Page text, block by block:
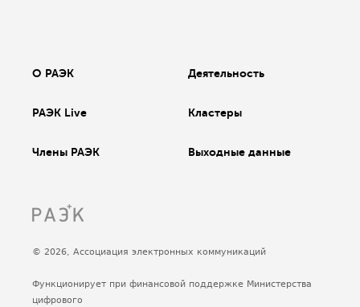
О РАЭК Деятельность
РАЭК Live Кластеры
Члены РАЭК Выходные данные
© 2026, Ассоциация электронных коммуникаций
Функционирует при финансовой поддержке Министерства
цифрового